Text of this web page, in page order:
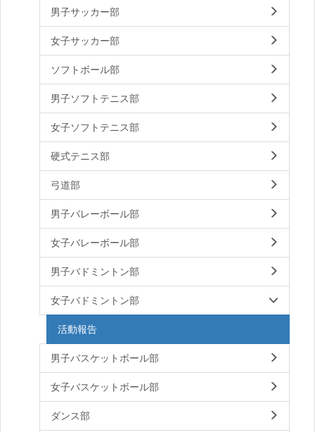
男子サッカー部
女子サッカー部
ソフトボール部
男子ソフトテニス部
女子ソフトテニス部
硬式テニス部
弓道部
男子バレーボール部
女子バレーボール部
男子バドミントン部
女子バドミントン部
活動報告
男子バスケットボール部
女子バスケットボール部
ダンス部